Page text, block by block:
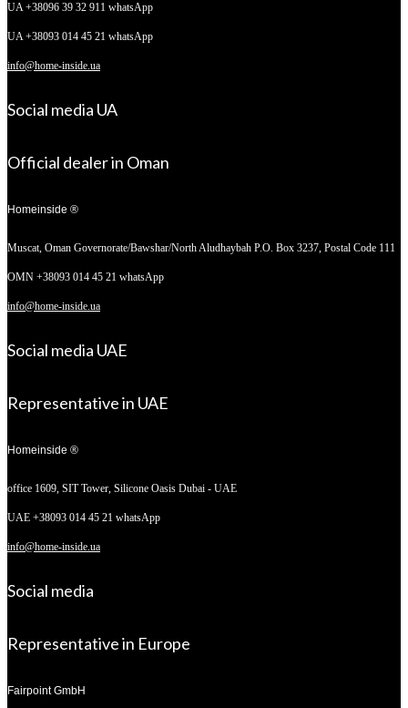
UA +38096 39 32 911 whatsApp
UA +38093 014 45 21 whatsApp
info@home-inside.ua
Social media UA
Official dealer in Oman
Homeinside ®
Muscat, Oman Governorate/Bawshar/North Aludhaybah P.O. Box 3237, Postal Code 111
OMN +38093 014 45 21 whatsApp
info@home-inside.ua
Social media UAE
Representative in UAE
Homeinside ®
office 1609, SIT Tower, Silicone Oasis Dubai - UAE
UAE +38093 014 45 21 whatsApp
info@home-inside.ua
Social media
Representative in Europe
Fairpoint GmbH